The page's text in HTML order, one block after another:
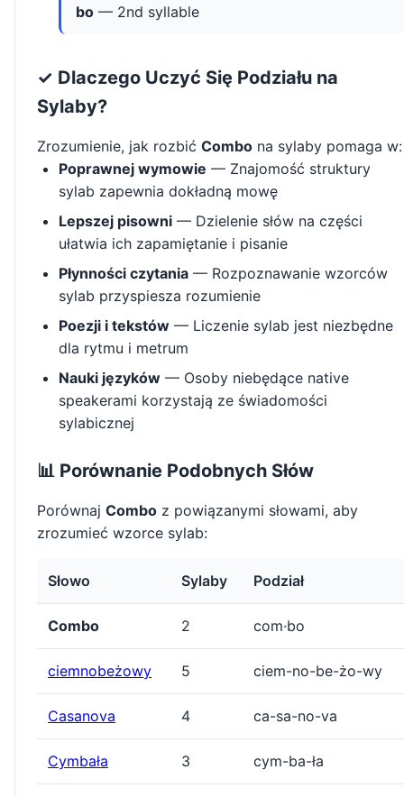
bo — 2nd syllable
✓ Dlaczego Uczyć Się Podziału na
Sylaby?
Zrozumienie, jak rozbić Combo na sylaby pomaga w:
Poprawnej wymowie — Znajomość struktury
sylab zapewnia dokładną mowę
Lepszej pisowni — Dzielenie słów na części
ułatwia ich zapamiętanie i pisanie
Płynności czytania — Rozpoznawanie wzorców
sylab przyspiesza rozumienie
Poezji i tekstów — Liczenie sylab jest niezbędne
dla rytmu i metrum
Nauki języków — Osoby niebędące native
speakerami korzystają ze świadomości
sylabicznej
📊 Porównanie Podobnych Słów
Porównaj Combo z powiązanymi słowami, aby
zrozumieć wzorce sylab:
Słowo Sylaby Podział
Combo 2 com·bo
ciemnobeżowy 5 ciem-no-be-żo-wy
Casanova 4 ca-sa-no-va
Cymbała 3 cym-ba-ła